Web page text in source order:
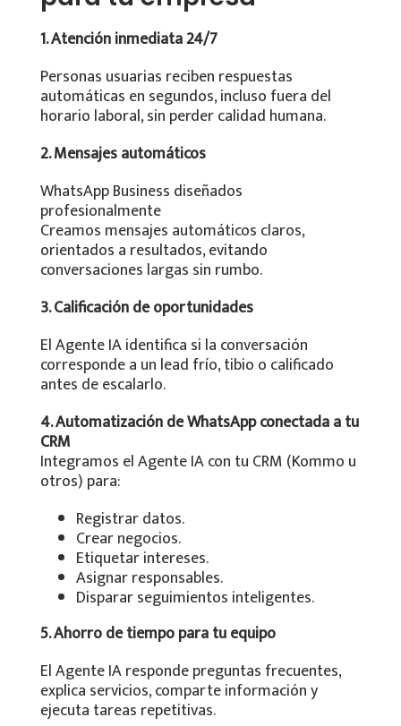
1. Atención inmediata 24/7
Personas usuarias reciben respuestas
automáticas en segundos, incluso fuera del
horario laboral, sin perder calidad humana.
2. Mensajes automáticos
WhatsApp Business diseñados
profesionalmente
Creamos mensajes automáticos claros,
orientados a resultados, evitando
conversaciones largas sin rumbo.
3. Calificación de oportunidades
El Agente IA identifica si la conversación
corresponde a un lead frío, tibio o calificado
antes de escalarlo.
4. Automatización de WhatsApp conectada a tu
CRM
Integramos el Agente IA con tu CRM (Kommo u
otros) para:
Registrar datos.
Crear negocios.
Etiquetar intereses.
Asignar responsables.
Disparar seguimientos inteligentes.
5. Ahorro de tiempo para tu equipo
El Agente IA responde preguntas frecuentes,
explica servicios, comparte información y
ejecuta tareas repetitivas.